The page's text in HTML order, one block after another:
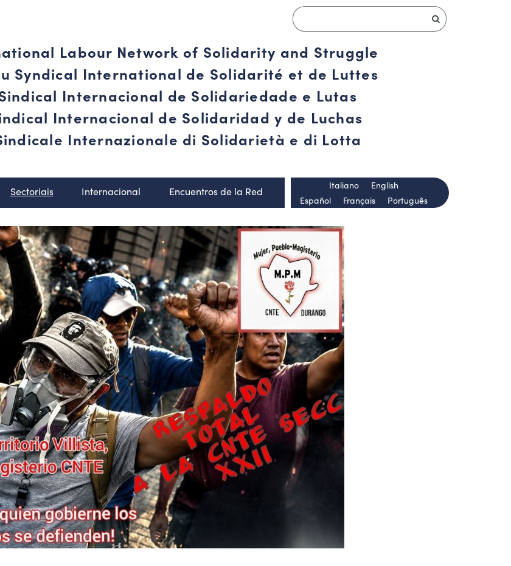
Labour Network of Solidarity and Struggle
Syndical International de Solidarité et de Luttes
Internacional de Solidariedade e Lutas
Internacional de Solidaridad y de Luchas
Internazionale di Solidarietà e di Lotta
Sectoriais Internacional Encuentros de la Red
Español Français Português
Italiano English